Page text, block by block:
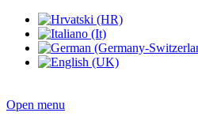
Open menu